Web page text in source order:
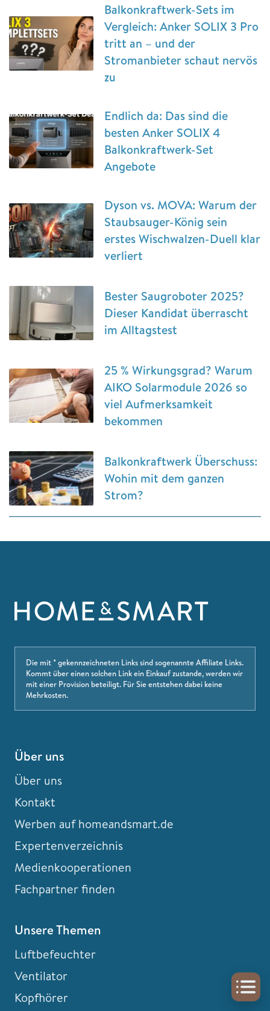
Balkonkraftwerk-Sets im
Vergleich: Anker SOLIX 3 Pro
tritt an – und der
Stromanbieter schaut nervös
zu
Endlich da: Das sind die
besten Anker SOLIX 4
Balkonkraftwerk-Set
Angebote
Dyson vs. MOVA: Warum der
Staubsauger-König sein
erstes Wischwalzen-Duell klar
verliert
Bester Saugroboter 2025?
Dieser Kandidat überrascht
im Alltagstest
25 % Wirkungsgrad? Warum
AIKO Solarmodule 2026 so
viel Aufmerksamkeit
bekommen
Balkonkraftwerk Überschuss:
Wohin mit dem ganzen
Strom?
Die mit * gekennzeichneten Links sind sogenannte Affiliate Links.
Kommt über einen solchen Link ein Einkauf zustande, werden wir
mit einer Provision beteiligt. Für Sie entstehen dabei keine
Mehrkosten.
Über uns
Über uns
Kontakt
Werben auf homeandsmart.de
Expertenverzeichnis
Medienkooperationen
Fachpartner finden
Unsere Themen
Luftbefeuchter
Ventilator
Kopfhörer